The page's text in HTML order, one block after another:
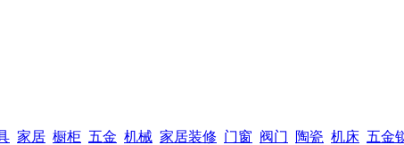
家居 橱柜 五金 机械 家居装修 门窗 阀门 陶瓷 机床 五金